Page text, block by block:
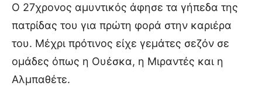
Ο 27χρονος αμυντικός άφησε τα γήπεδα της
πατρίδας του για πρώτη φορά στην καριέρα
του. Μέχρι πρότινος είχε γεμάτες σεζόν σε
ομάδες όπως η Ουέσκα, η Μιραντές και η
Αλμπαθέτε.